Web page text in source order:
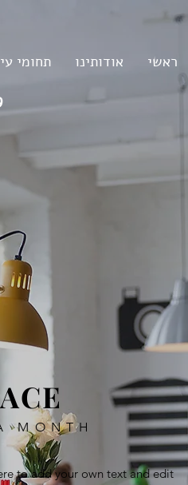
ראשי אודותינו תחומי
MONTH
to add your own text and edit